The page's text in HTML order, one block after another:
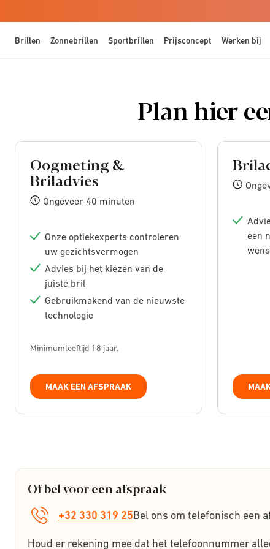
Brillen Zonnebrillen Sportbrillen Prijsconcept Werken bij
Plan hier
Oogmeting &
Briladvies
Ongeveer 40 minuten
Onze optiekexperts controleren
uw gezichtsvermogen
Advies bij het kiezen van de
juiste bril
Gebruikmakend van de nieuwste
technologie
Minimumleeftijd 18 jaar.
MAAK EEN AFSPRAAK
een
Of bel voor een afspraak
+32 330 319 25Bel ons om telefonisch een
Houd er rekening mee dat het telefoonnummer